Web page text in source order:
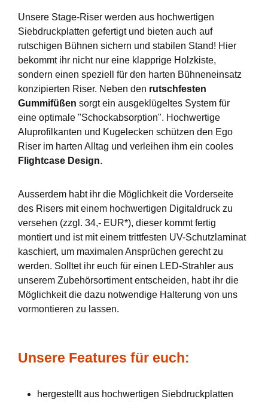
Unsere Stage-Riser werden aus hochwertigen
Siebdruckplatten gefertigt und bieten auch auf
rutschigen Bühnen sichern und stabilen Stand! Hier
bekommt ihr nicht nur eine klapprige Holzkiste,
sondern einen speziell für den harten Bühneneinsatz
konzipierten Riser. Neben den rutschfesten
Gummifüßen sorgt ein ausgeklügeltes System für
eine optimale "Schockabsorption". Hochwertige
Aluprofilkanten und Kugelecken schützen den Ego
Riser im harten Alltag und verleihen ihm ein cooles
Flightcase Design.
Ausserdem habt ihr die Möglichkeit die Vorderseite
des Risers mit einem hochwertigen Digitaldruck zu
versehen (zzgl. 34,- EUR*), dieser kommt fertig
montiert und ist mit einem trittfesten UV-Schutzlaminat
kaschiert, um maximalen Ansprüchen gerecht zu
werden. Solltet ihr euch für einen LED-Strahler aus
unserem Zubehörsortiment entscheiden, habt ihr die
Möglichkeit die dazu notwendige Halterung von uns
vormontieren zu lassen.
Unsere Features für euch:
hergestellt aus hochwertigen Siebdruckplatten